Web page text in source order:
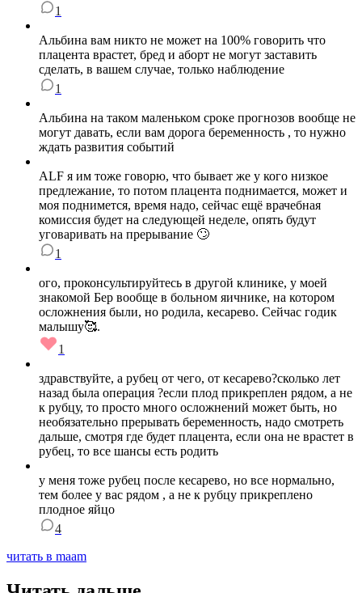
1
Альбина вам никто не может на 100% говорить что
плацента врастет, бред и аборт не могут заставить
сделать, в вашем случае, только наблюдение
1
Альбина на таком маленьком сроке прогнозов вообще не
могут давать, если вам дорога беременность , то нужно
ждать развития событий
ALF я им тоже говорю, что бывает же у кого низкое
предлежание, то потом плацента поднимается, может и
моя поднимется, время надо, сейчас ещё врачебная
комиссия будет на следующей неделе, опять будут
уговаривать на прерывание 🙄
1
ого, проконсультируйтесь в другой клинике, у моей
знакомой Бер вообще в больном яичнике, на котором
осложнения были, но родила, кесарево. Сейчас годик
малышу🥰.
1
здравствуйте, а рубец от чего, от кесарево?сколько лет
назад была операция ?если плод прикреплен рядом, а не
к рубцу, то просто много осложнений может быть, но
необязательно прерывать беременность, надо смотреть
дальше, смотря где будет плацента, если она не врастет в
рубец, то все шансы есть родить
у меня тоже рубец после кесарево, но все нормально,
тем более у вас рядом , а не к рубцу прикреплено
плодное яйцо
4
читать в maam